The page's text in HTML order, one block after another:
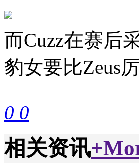
而Cuzz在赛后
豹女要比Zeus
0 0
相关资讯